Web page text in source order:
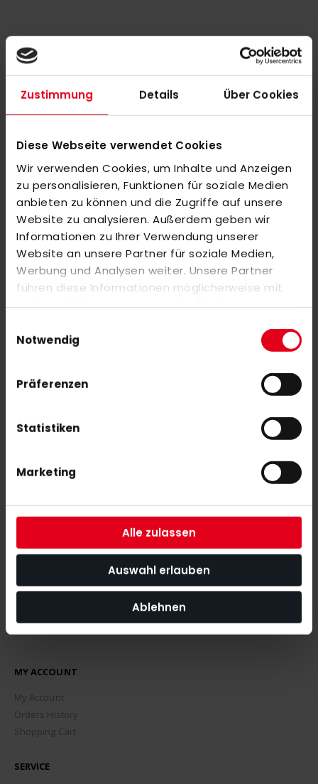
Zustimmung Details Über Cookies
Diese Webseite verwendet Cookies
Wir verwenden Cookies, um Inhalte und Anzeigen
zu personalisieren, Funktionen für soziale Medien
anbieten zu können und die Zugriffe auf unsere
Website zu analysieren. Außerdem geben wir
Informationen zu Ihrer Verwendung unserer
Website an unsere Partner für soziale Medien,
Werbung und Analysen weiter. Unsere Partner
führen diese Informationen möglicherweise mit
weiteren Daten zusammen, die Sie ihnen
Nutzung der Dienste gesammelt haben.
Notwendig
Präferenzen
Statistiken
Marketing
Alle zulassen
Auswahl erlauben
Ablehnen
DETAILS
adidas X-Symbolic .3 Holdall 24/25 24/25 Black/Spark
MORE INFORMATION
REVIEWS
SIMILAR PRODUCTS
Check items to add to the cart or
select all
OBO Helmet ABS + TP Black
€279.00
With our newsletter you are always up to date with
MY ACCOUNT
My Account
Orders History
Shopping Cart
SERVICE